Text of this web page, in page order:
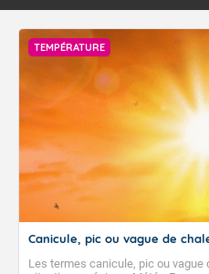
TEMPÉRATURE
Canicule, pic ou vague de
Les termes canicule, pic ou vague